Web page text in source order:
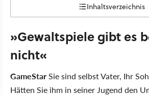
Inhaltsverzeichnis
»Gewaltspiele gibt es
nicht«
GameStarSie sind selbst Vater, Ihr
Hätten Sie ihm in seiner Jugend den